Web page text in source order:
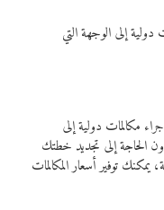
دولية إلى الوجهة التي
مكالمات دولية إلى
الحاجة إلى تجديد خطتك
توفير أسعار المكالمات